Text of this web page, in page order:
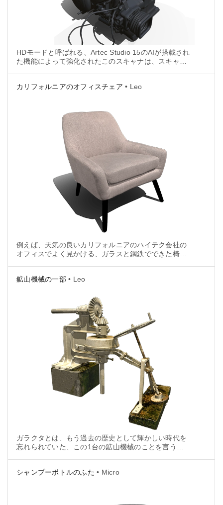
HDモードと呼ばれる、Artec Studio 15のAIが搭載され
た機能によって強化されたこのスキャナは、スキャン
した。
カリフォルニアのオフィスチェア • Leo
例えば、天気の良いカリフォルニアのハイテク会社の
オフィスでよく見かける、ガラスと鋼鉄でできた椅子
鉱山機械の一部• Leo
ガラクタとは、もう過去の歴史として輝かしい時代を
忘れられていた、この1台の鉱山機械のことを言うで
シャンプーボトルのふた • Micro